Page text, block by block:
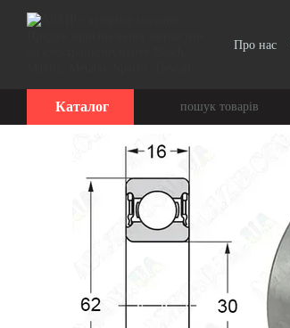
Перейти до основного контенту
Про нас
Каталог